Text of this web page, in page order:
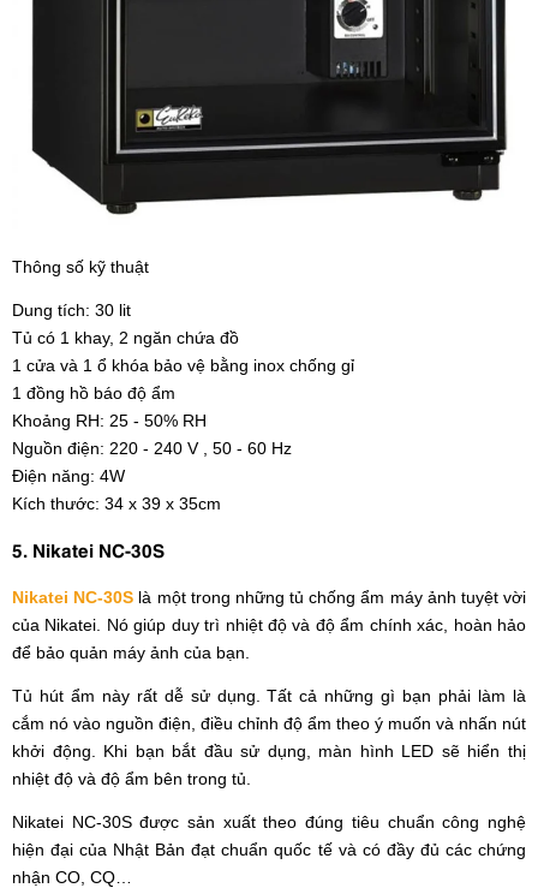
Thông số kỹ thuật
Dung tích: 30 lit
Tủ có 1 khay, 2 ngăn chứa đồ
1 cửa và 1 ổ khóa bảo vệ bằng inox chống gỉ
1 đồng hồ báo độ ẩm
Khoảng RH: 25 - 50% RH
Nguồn điện: 220 - 240 V , 50 - 60 Hz
Điện năng: 4W
Kích thước: 34 x 39 x 35cm
5. Nikatei NC-30S
Nikatei NC-30S là một trong những tủ chống ẩm máy ảnh tuyệt vời
của Nikatei. Nó giúp duy trì nhiệt độ và độ ẩm chính xác, hoàn hảo
để bảo quản máy ảnh của bạn.
Tủ hút ẩm này rất dễ sử dụng. Tất cả những gì bạn phải làm là
cắm nó vào nguồn điện, điều chỉnh độ ẩm theo ý muốn và nhấn nút
khởi động. Khi bạn bắt đầu sử dụng, màn hình LED sẽ hiển thị
nhiệt độ và độ ẩm bên trong tủ.
Nikatei NC-30S được sản xuất theo đúng tiêu chuẩn công nghệ
hiện đại của Nhật Bản đạt chuẩn quốc tế và có đầy đủ các chứng
nhận CO, CQ…